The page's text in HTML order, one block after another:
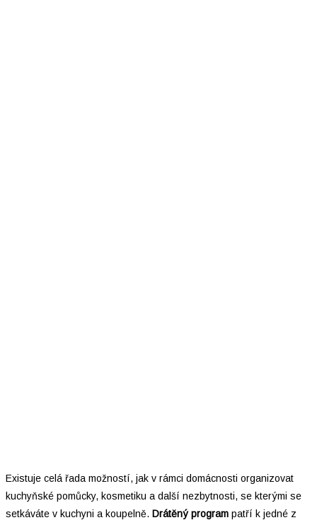
Existuje celá řada možností, jak v rámci domácnosti organizovat
kuchyňské pomůcky, kosmetiku a další nezbytnosti, se kterými se
setkáváte v kuchyni a koupelně. Drátěný program patří k jedné z